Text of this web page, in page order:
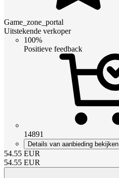
Game_zone_portal
Uitstekende verkoper
100%
Positieve feedback
14891
Details van aanbieding bekijken
54.55 EUR
54.55 EUR